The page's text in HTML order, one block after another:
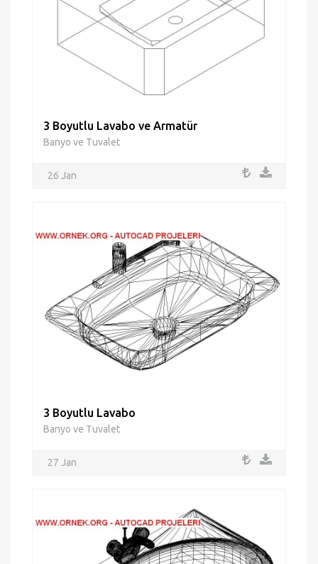
3 Boyutlu Lavabo ve Armatür
Banyo ve Tuvalet
26 Jan
3 Boyutlu Lavabo
Banyo ve Tuvalet
27 Jan